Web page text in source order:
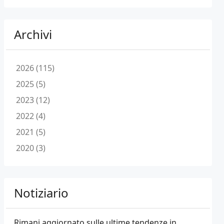
Archivi
2026 (115)
2025 (5)
2023 (12)
2022 (4)
2021 (5)
2020 (3)
Notiziario